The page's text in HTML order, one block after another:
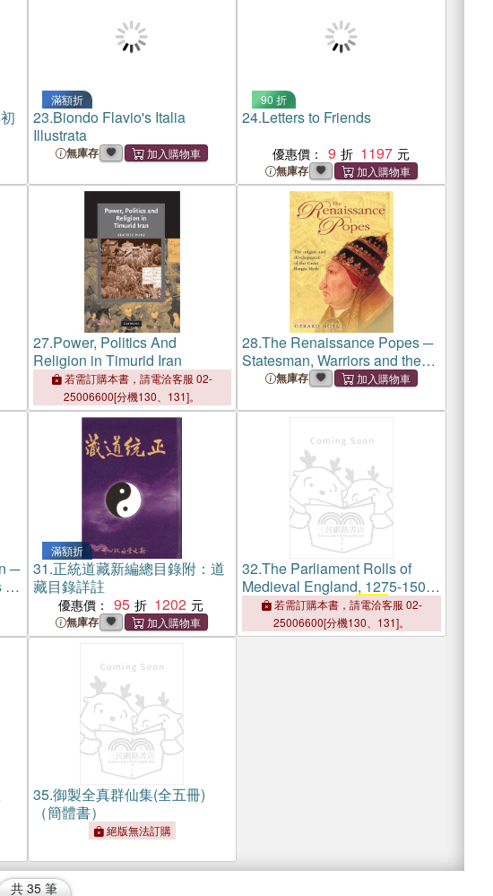
滿額折
23.Biondo Flavio's Italia
Illustrata
無庫存
90 折
24.Letters to Friends
優惠價： 9 1197
無庫存
27.Power, Politics And
Religion in Timurid Iran
若需訂購本書，請電洽客服 02-
25006600[分機130、131]。
28.The Renaissance Popes ─
Statesman, Warriors and the
Great Borgia Myth
無庫存
─
of
滿額折
31.正統道藏新編總目錄附：道
藏目錄詳註
優惠價： 95 1202
無庫存
32.The Parliament Rolls of
Medieval England, 1275-1504
― King Henry VI,1447-1460
若需訂購本書，請電洽客服 02-
25006600[分機130、131]。
35.御製全真群仙集(全五冊)
（簡體書）
絕版無法訂購
共 35 筆